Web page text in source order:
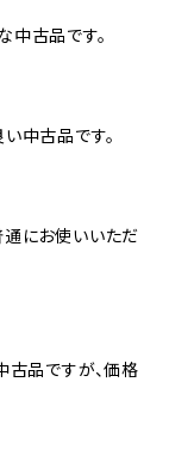
古品です。
中古品です。
にお使いいただ
古品ですが、価格